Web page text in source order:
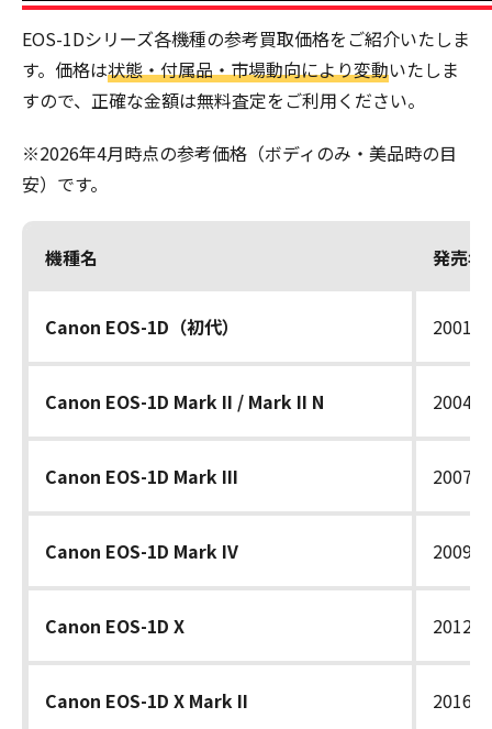
EOS-1Dシリーズ各機種の参考買取価格をご紹介いたしま
す。価格は状態・付属品・市場動向により変動いたしま
すので、正確な金額は無料査定をご利用ください。
※2026年4月時点の参考価格（ボディのみ・美品時の目
安）です。
機種名 発売年
Canon EOS-1D（初代） 2001年
Canon EOS-1D Mark II / Mark II N 2004
Canon EOS-1D Mark III 2007年
Canon EOS-1D Mark IV 2009年
Canon EOS-1D X 2012年
Canon EOS-1D X Mark II 2016年